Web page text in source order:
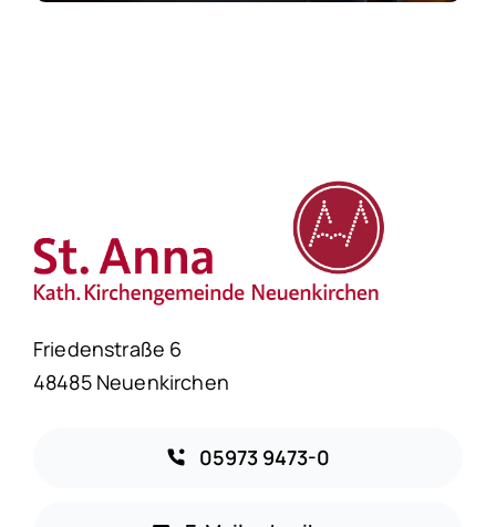
Friedenstraße 6
48485 Neuenkirchen
05973 9473-0